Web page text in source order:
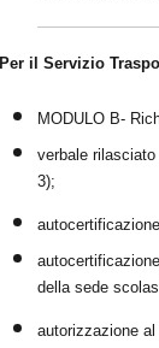
Per il Servizio
MODULO B-
verbale
3);
della sede
autorizzazione